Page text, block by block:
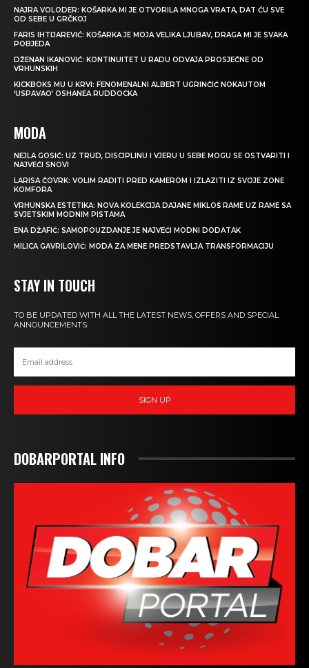
NAJRA VOLODER: KOŠARKA MI JE OTVORILA MNOGA VRATA, DAT ĆU SVE
OD SEBE U GRČKOJ
FARIS IHTIJAREVIĆ: KOŠARKA JE MOJA VELIKA LJUBAV, DRAGA MI JE SVAKA
POBJEDA
DŽENAN IKANOVIĆ: KONTINUITET U RADU ODVAJA PROSJEČNE OD
VRHUNSKIH
KICKBOKS MU U KRVI: FENOMENALNI ALBERT UGRINČIĆ NOKAUTOM
‘USPAVAO’ OSHANEA RUDDOCKA
MODA
NEJLA GOSIĆ: UZ TRUD, DISCIPLINU I VJERU U SEBE MOGU SE OSTVARITI I
NAJVEĆI SNOVI
LARISA ČOVRK: VOLIM RADITI PRED KAMEROM I IZLAZITI IZ SVOJE ZONE
KOMFORA
VRHUNSKA ESTETIKA: NOVA KOLEKCIJA DAJANE MIKLOŠ RAME UZ RAME SA
SVJETSKIM MODNIM PISTAMA
ENA DŽAFIĆ: SAMOPOUZDANJE JE NAJVEĆI MODNI DODATAK
MILICA GAVRILOVIĆ: MODA ZA MENE PREDSTAVLJA TRANSFORMACIJU
STAY IN TOUCH
TO BE UPDATED WITH ALL THE LATEST NEWS, OFFERS AND SPECIAL
ANNOUNCEMENTS.
SIGN UP
DOBARPORTAL INFO